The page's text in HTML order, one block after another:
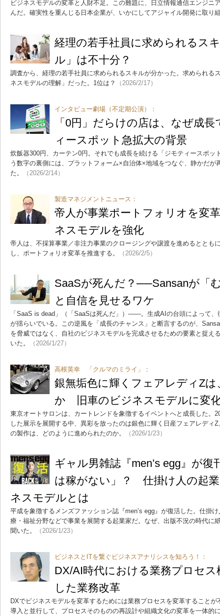
ビジネスモデルの変革と人財不足。この難題に、日立情報通信エンジニ
んだ。確実性を重んじる日本企業が、いかにしてアジャイル開発に取り
経理の若手社員に求められるス
ル」は不十分？
調査から、経理の若手社員に求められるスキルが分かった。求められる
ネスモデルの理解」だった。1位は？
（2026/2/17）
インタビュー劇場（不定期公演）：
「0円」だらけの店は、なぜ成
ィースポット急拡大の背景
炊飯器300円、カーテン0円。それでも成長を続ける「ジモティースポッ
う数字の裏側には、プラットフォーム×自治体×地域をつなぐ、静かだが
た。
（2026/2/14）
製造マネジメントニュース：
帝人が事業ポートフォリオを変
ネスモデルを強化
帝人は、不採算事業／非注力事業のクロージングや譲渡を進めるととも
し、ポートフォリオ変革を推進する。
（2026/2/5）
SaaSが死んだ？──Sansanが「
と自信を見せるワケ
「SaaS is dead」（「SaaSは死んだ」）――。生成AIの台頭によって
が揺らいでいる。この逆風を「成長のチャンス」と断言するのが、
を脅威ではなく、自社のビジネスモデルを完成させるための要素と捉え
いた。
（2026/1/27）
高根英幸 「クルマのミライ」：
銀無垢色に輝くフェアレディZ
か 旧車のビジネスモデルに変
東京オートサロンは、カートレンドを象徴するイベントへと成長した。
した展示を展開する中、異彩を放ったのは銀色に輝く日産フェアレディ
の製作は、どのように進められたのか。
（2026/1/23）
ギャル男雑誌『men’s egg』が
は稼がない」？ 仕掛け人の起
ネスモデルとは
平成を象徴するメンズファッション誌『men’s egg』が復活した。仕掛
療・福祉分野などで事業を展開する起業家だ。なぜ、出版不況の時代に
聞いた。
（2026/1/23）
ビジネスとITを繋ぐビジネスアナリシスを知ろう！：
DX/AI時代における業務プロセス
した業務改革
DXでビジネスモデルを変革するためには業務プロセスを変革すること
導入と並行して、プロセスそのものの再設計や組織文化の変革を一体的